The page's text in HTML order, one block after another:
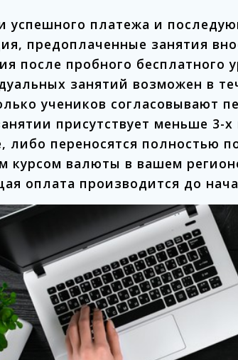
успешного платежа и
предоплаченные занятия
после пробного
занятий возможен в
учеников согласовывают
присутствует меньше 3-
либо переносятся полностью
курсом валюты в вашем
оплата производится до